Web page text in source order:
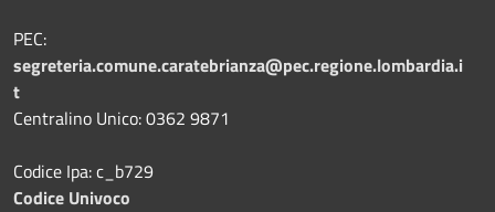
PEC:
segreteria.comune.caratebrianza@pec.regione.lombardia.i
t
Centralino Unico: 0362 9871
Codice Ipa: c_b729
Codice Univoco